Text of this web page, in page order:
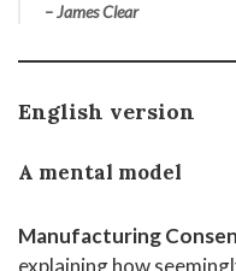
– James Clear
English version
A mental model
Manufacturing
explaining how